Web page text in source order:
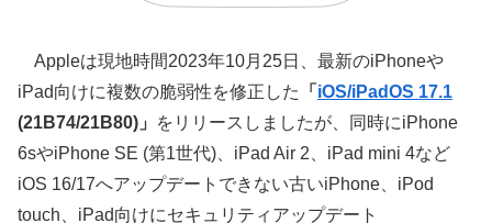
Appleは現地時間2023年10月25日、最新のiPhoneや
iPad向けに複数の脆弱性を修正した
「 iOS/iPadOS 17.1
(21B74/21B80)」
をリリースしましたが、同時にiPhone
6sやiPhone SE (第1世代)、iPad Air 2、iPad mini 4など
iOS 16/17へアップデートできない古いiPhone、iPod
touch、iPad向けにセキュリティアップデート